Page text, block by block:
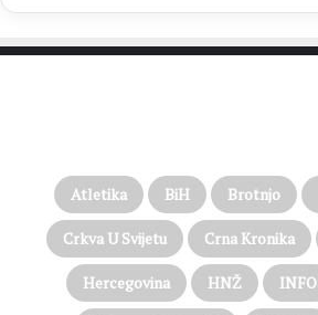
Atletika BiH Brotnjo
Crkva U Svijetu Crna Kronika
Hercegovina HNŽ INFO